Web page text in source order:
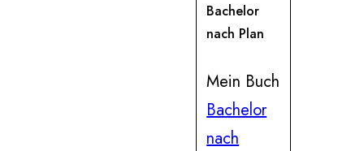
Bachelor
nach Plan
Mein Buch
Bachelor
nach